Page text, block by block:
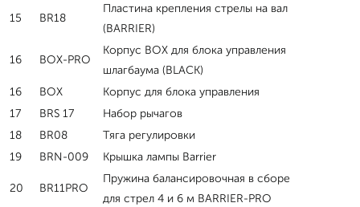
15 BR18
Пластина крепления стрелы на вал
(BARRIER)
16 BOX-PRO
Корпус BOX для блока управления
шлагбаума (BLACK)
16
BOX
Корпус для блока управления
17
BRS 17
Набор рычагов
18
BR08
Тяга регулировки
19
BRN-009 Крышка лампы Barrier
20 BR11PRO
Пружина балансировочная в сборе
для стрел 4 и 6 м BARRIER-PRO